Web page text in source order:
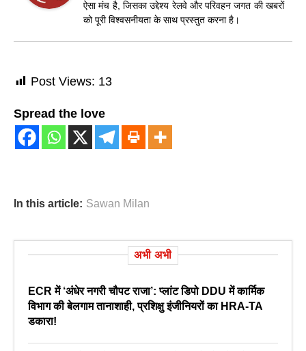
ऐसा मंच है, जिसका उद्देश्य रेलवे और परिवहन जगत की खबरों
को पूरी विश्वसनीयता के साथ प्रस्तुत करना है।
Post Views: 13
Spread the love
In this article: Sawan Milan
अभी अभी
ECR में ‘अंधेर नगरी चौपट राजा’: प्लांट डिपो DDU में कार्मिक
विभाग की बेलगाम तानाशाही, प्रशिक्षु इंजीनियरों का HRA-TA
डकारा!